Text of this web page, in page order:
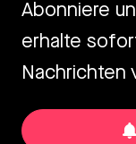
Abonniere
erhalte
Nachrichten